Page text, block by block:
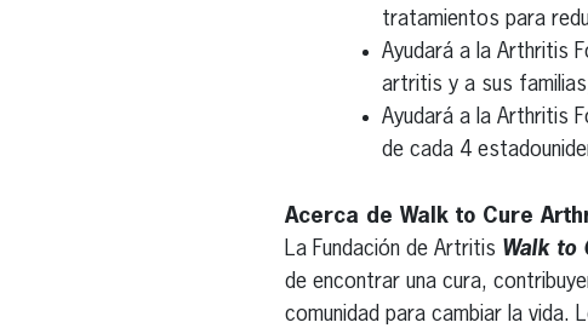
tratamientos para
Ayudará a la Arthritis
artritis y a sus
Ayudará a la Arthritis
de cada 4
Acerca de Walk to Cure
La Fundación de Artritis Walk to
de encontrar una cura,
comunidad para cambiar la